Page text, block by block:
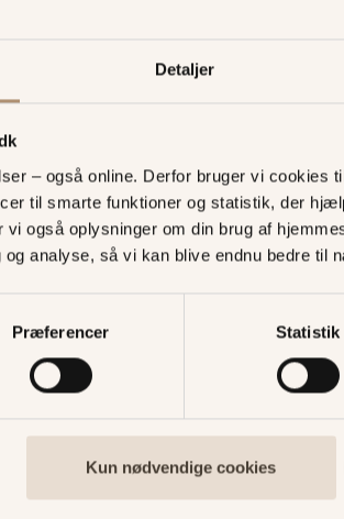
Detaljer
– også online. Derfor bruger vi cookies
til smarte funktioner og statistik, der
også oplysninger om din brug af
og analyse, så vi kan blive endnu bedre til
Præferencer Statistik
Kun nødvendige cookies
Et
mindste
hele
webshop,
vores
KØB I